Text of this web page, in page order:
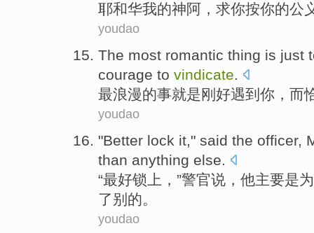
耶和华我的神阿 ，求你按你的公
youdao
The most romantic thing is just
courage to vindicate.
最浪漫的事就是刚好遇到 你 ， 而
youdao
"Better lock it," said the officer,
than anything else.
“最好锁 上，”警官说 ， 他主要是
了别的。
youdao